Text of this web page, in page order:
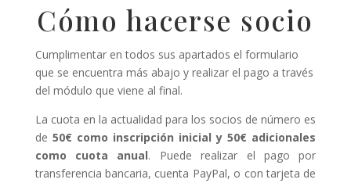
Cómo hacerse socio
Cumplimentar en todos sus apartados el formulario
que se encuentra más abajo y realizar el pago a través
del módulo que viene al final.
La cuota en la actualidad para los socios de número es
de 50€ como inscripción inicial y 50€ adicionales
como cuota anual. Puede realizar el pago por
transferencia bancaria, cuenta PayPal, o con tarjeta de